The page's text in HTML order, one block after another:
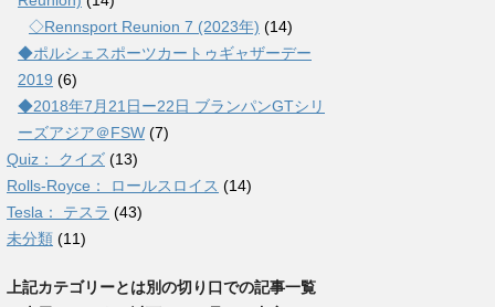
◇Rennsport Reunion 7 (2023年) (14)
◆ポルシェスポーツカートゥギャザーデー
2019 (6)
◆2018年7月21日ー22日 ブランパンGTシリ
ーズアジア＠FSW (7)
Quiz： クイズ (13)
Rolls-Royce： ロールスロイス (14)
Tesla： テスラ (43)
未分類 (11)
上記カテゴリーとは別の切り口での記事一覧